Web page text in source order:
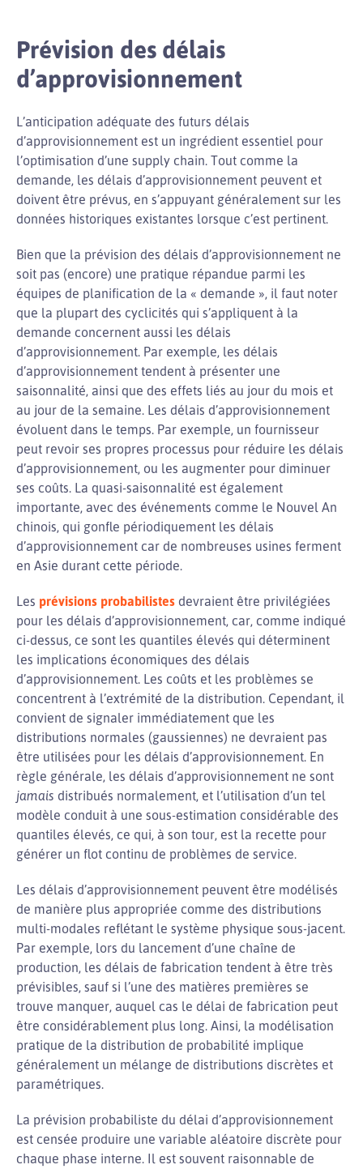
Prévision des délais
d’approvisionnement
L’anticipation adéquate des futurs délais
d’approvisionnement est un ingrédient essentiel pour
l’optimisation d’une supply chain. Tout comme la
demande, les délais d’approvisionnement peuvent et
doivent être prévus, en s’appuyant généralement sur les
données historiques existantes lorsque c’est pertinent.
Bien que la prévision des délais d’approvisionnement ne
soit pas (encore) une pratique répandue parmi les
équipes de planification de la « demande », il faut noter
que la plupart des cyclicités qui s’appliquent à la
demande concernent aussi les délais
d’approvisionnement. Par exemple, les délais
d’approvisionnement tendent à présenter une
saisonnalité, ainsi que des effets liés au jour du mois et
au jour de la semaine. Les délais d’approvisionnement
évoluent dans le temps. Par exemple, un fournisseur
peut revoir ses propres processus pour réduire les délais
d’approvisionnement, ou les augmenter pour diminuer
ses coûts. La quasi-saisonnalité est également
importante, avec des événements comme le Nouvel An
chinois, qui gonfle périodiquement les délais
d’approvisionnement car de nombreuses usines ferment
en Asie durant cette période.
Les prévisions probabilistes devraient être privilégiées
pour les délais d’approvisionnement, car, comme indiqué
ci-dessus, ce sont les quantiles élevés qui déterminent
les implications économiques des délais
d’approvisionnement. Les coûts et les problèmes se
concentrent à l’extrémité de la distribution. Cependant, il
convient de signaler immédiatement que les
distributions normales (gaussiennes) ne devraient pas
être utilisées pour les délais d’approvisionnement. En
règle générale, les délais d’approvisionnement ne sont
jamais distribués normalement, et l’utilisation d’un tel
modèle conduit à une sous-estimation considérable des
quantiles élevés, ce qui, à son tour, est la recette pour
générer un flot continu de problèmes de service.
Les délais d’approvisionnement peuvent être modélisés
de manière plus appropriée comme des distributions
multi-modales reflétant le système physique sous-jacent.
Par exemple, lors du lancement d’une chaîne de
production, les délais de fabrication tendent à être très
prévisibles, sauf si l’une des matières premières se
trouve manquer, auquel cas le délai de fabrication peut
être considérablement plus long. Ainsi, la modélisation
pratique de la distribution de probabilité implique
généralement un mélange de distributions discrètes et
paramétriques.
La prévision probabiliste du délai d’approvisionnement
est censée produire une variable aléatoire discrète pour
chaque phase interne. Il est souvent raisonnable de